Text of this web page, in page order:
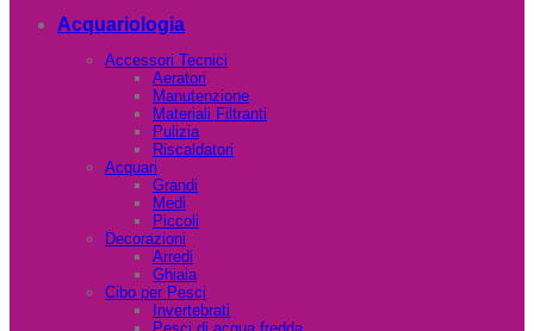
Acquariologia
Accessori Tecnici
Aeratori
Manutenzione
Materiali Filtranti
Pulizia
Riscaldatori
Acquari
Grandi
Medi
Piccoli
Decorazioni
Arredi
Ghiaia
Cibo per Pesci
Invertebrati